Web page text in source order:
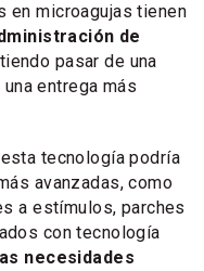
en microagujas tienen
de
pasar de una
entrega más
tecnología podría
avanzadas, como
a estímulos, parches
con tecnología
necesidades